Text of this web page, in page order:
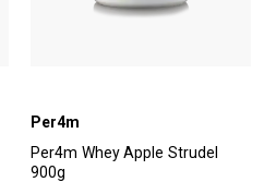
Per4m
Per4m Whey Apple Strudel
900g